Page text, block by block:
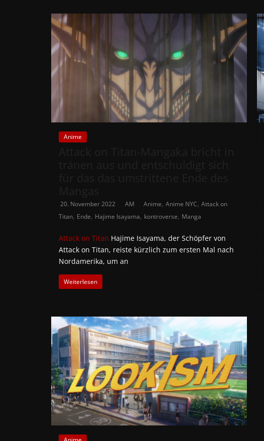
Anime
20. November 2022 AM Anime, Anime NYC, Attack on
Titan, Ende, Hajime Isayama, kontroverse, Manga
Attack on Titan Hajime Isayama, der Schöpfer von
Attack on Titan, reiste kürzlich zum ersten Mal nach
Nordamerika, um an
Weiterlesen